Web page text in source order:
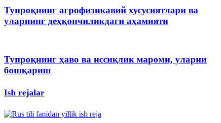
Тупроқнинг агрофизикавий хусусиятлари ва
уларнинг деҳқончиликдаги аҳамияти
Тупроқнинг ҳаво ва иссиқлик мароми, уларни
бошқариш
Ish rejalar